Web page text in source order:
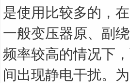
是使用比较多的，
一般变压器原、副
频率较高的情况下
间出现静电干扰。